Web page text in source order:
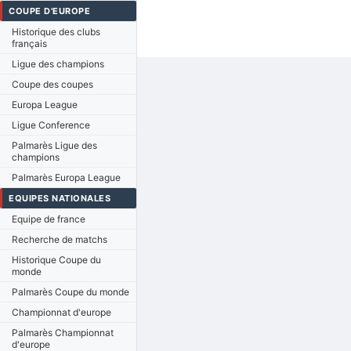
COUPE D'EUROPE
Historique des clubs
français
Ligue des champions
Coupe des coupes
Europa League
Ligue Conference
Palmarès Ligue des
champions
Palmarès Europa League
EQUIPES NATIONALES
Equipe de france
Recherche de matchs
Historique Coupe du
monde
Palmarès Coupe du monde
Championnat d'europe
Palmarès Championnat
d'europe